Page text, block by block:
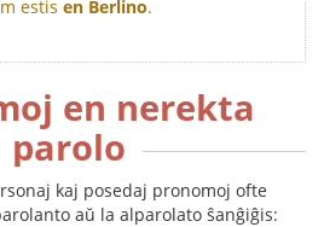
estis en Berlino.
en nerekta
parolo
kaj posedaj pronomoj ofte
aŭ la alparolato ŝanĝiĝis: